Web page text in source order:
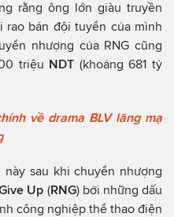
rằng ông lớn giàu truyền
rao bán đội tuyển của mình
nhượng của RNG cũng
triệu NDT (khoảng 681 tỷ
về drama BLV lăng mạ
sau khi chuyển nhượng
Up (RNG) bởi những dấu
công nghiệp thể thao điện